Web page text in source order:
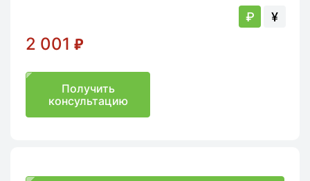
₽ ¥
2 001 ₽
Получить
консультацию